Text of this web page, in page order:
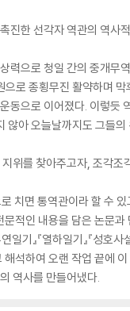
진한 선각자 역관의 역사
력으로 청일 간의 중개무
로 종횡무진 활약하며
동으로 이어졌다. 이렇
않아 오늘날까지도 그들
위를 찾아주고자, 조각
치면 통역관이라 할 수
적인 내용을 담은 논문과
일기』『열하일기』『성
석하여 오랜 작업 끝에
역사를 만들어냈다.